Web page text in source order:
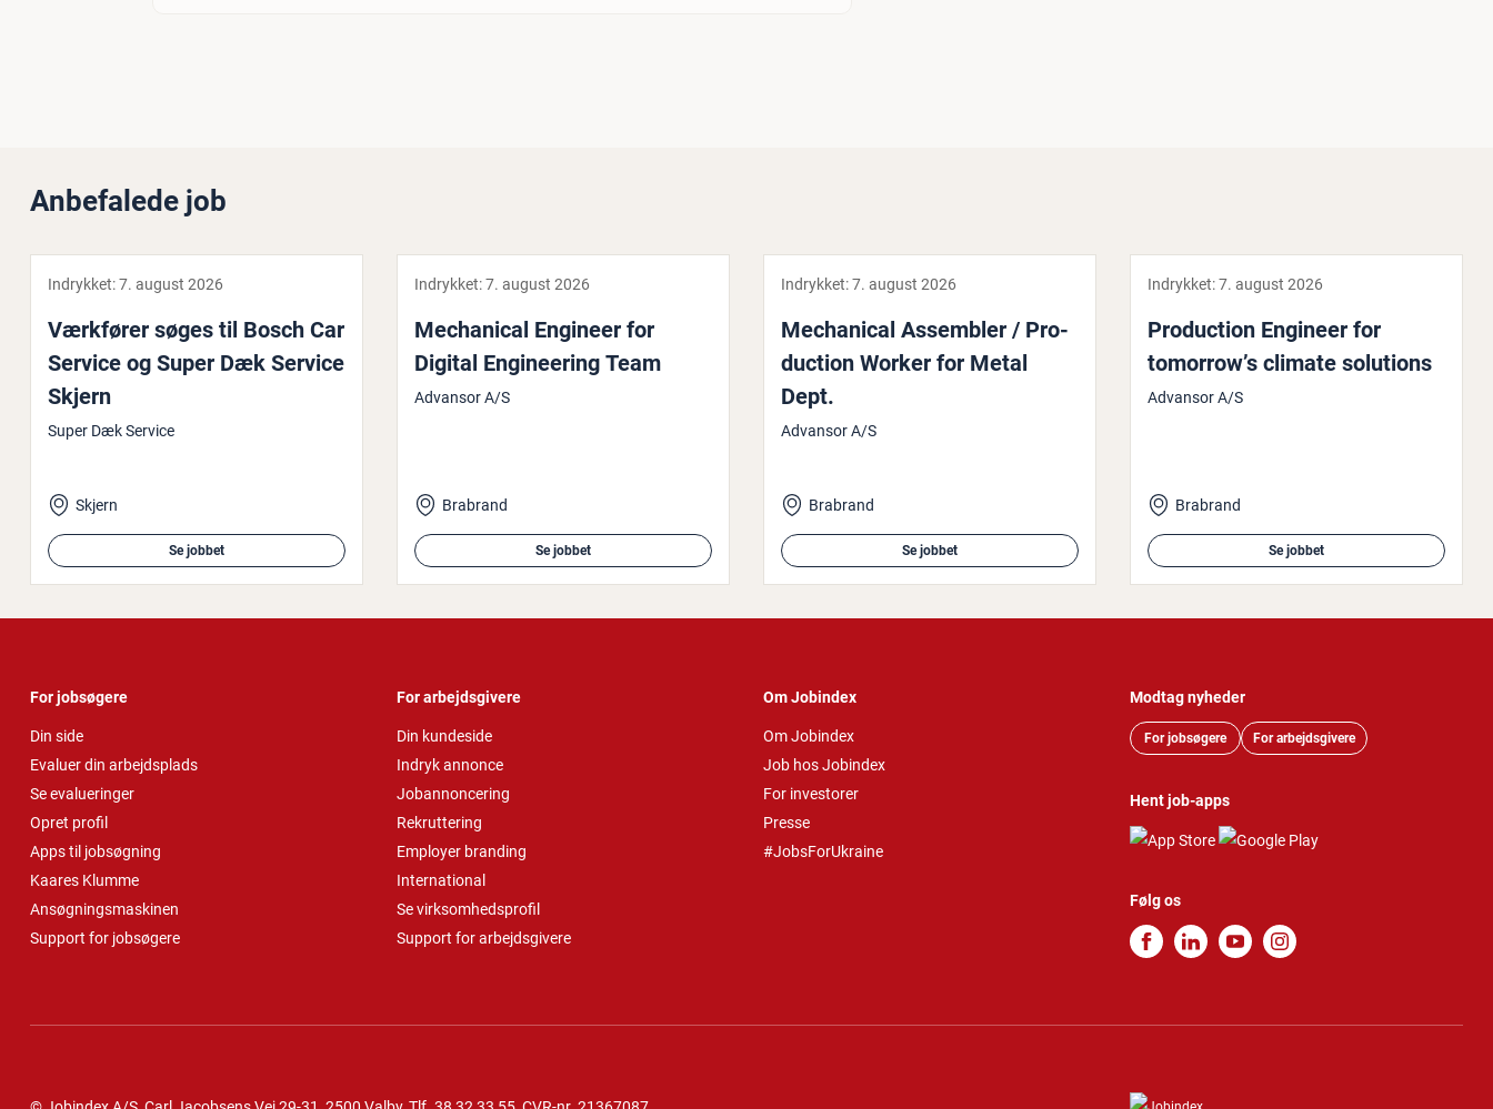
Anbefalede job
Indrykket:7. august 2026
Værkfører søges til Bosch Car
Service og Super Dæk Service
Skjern
Super Dæk Service
Skjern
Se jobbet
Indrykket:7. august 2026
Me­cha­ni­cal Engineer for
Digital En­gi­ne­e­ring Team
Advansor A/S
Brabrand
Se jobbet
Indrykket:7. august 2026
Me­cha­ni­cal Assembler / Pro­
duction Worker for Metal
Dept.
Advansor A/S
Brabrand
Se jobbet
Indrykket:7. august 2026
Pro­duction Engineer for
tomorrow’s climate solutions
Advansor A/S
Brabrand
Se jobbet
For jobsøgere
Din side
Evaluer din arbejdsplads
Se evalueringer
Opret profil
Apps til jobsøgning
Kaares Klumme
Ansøgningsmaskinen
Support for jobsøgere
For arbejdsgivere
Din kundeside
Indryk annonce
Jobannoncering
Rekruttering
Employer branding
International
Se virksomhedsprofil
Support for arbejdsgivere
Om Jobindex
Om Jobindex
Job hos Jobindex
For investorer
Presse
#JobsForUkraine
Modtag nyheder
For jobsøgere For arbejdsgivere
Hent job-apps
Følg os